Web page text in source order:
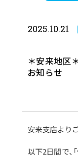
2025.10.21
＊安来地区
お知らせ
安来支店より
以下2日間で、